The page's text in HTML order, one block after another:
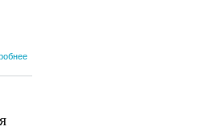
конституция